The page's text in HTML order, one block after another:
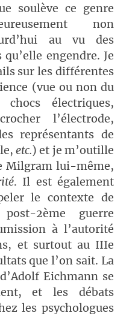
soulève ce genre
non
au vu des
engendre. Je
sur les différentes
(vue ou non du
électriques,
l’électrode,
représentants de
etc.) et je m’outille
Milgram lui-même,
. Il est également
le contexte de
2ème guerre
à l’autorité
et surtout au IIIe
que l’on sait. La
Eichmann se
et les débats
les psychologues